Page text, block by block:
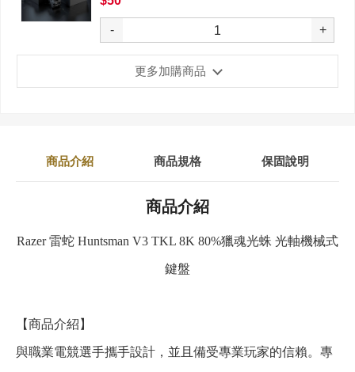
- +
更多加購商品
商品介紹 商品規格 保固說明
商品介紹
Razer 雷蛇 Huntsman V3 TKL 8K 80%獵魂光蛛 光軸機械式
鍵盤
【商品介紹】
與職業電競選手攜手設計，並且備受專業玩家的信賴。專